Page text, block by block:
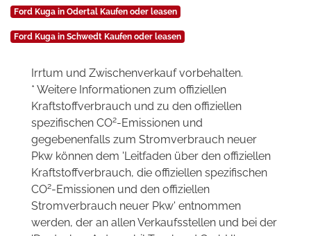
Ford Kuga in Odertal Kaufen oder leasen
Ford Kuga in Schwedt Kaufen oder leasen
Irrtum und Zwischenverkauf vorbehalten.
* Weitere Informationen zum offiziellen
Kraftstoffverbrauch und zu den offiziellen
spezifischen CO2-Emissionen und
gegebenenfalls zum Stromverbrauch neuer
Pkw können dem 'Leitfaden über den offiziellen
Kraftstoffverbrauch, die offiziellen spezifischen
CO2-Emissionen und den offiziellen
Stromverbrauch neuer Pkw' entnommen
werden, der an allen Verkaufsstellen und bei der